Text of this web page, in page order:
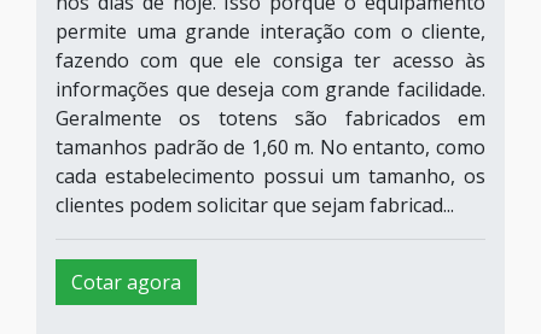
permite uma grande interação com o cliente,
fazendo com que ele consiga ter acesso às
informações que deseja com grande facilidade.
Geralmente os totens são fabricados em
tamanhos padrão de 1,60 m. No entanto, como
cada estabelecimento possui um tamanho, os
clientes podem solicitar que sejam fabricad...
Cotar agora